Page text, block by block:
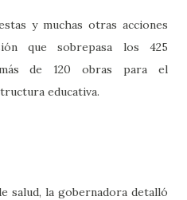
y muchas otras acciones
que sobrepasa los 425
de 120 obras para el
educativa.
salud, la gobernadora detalló